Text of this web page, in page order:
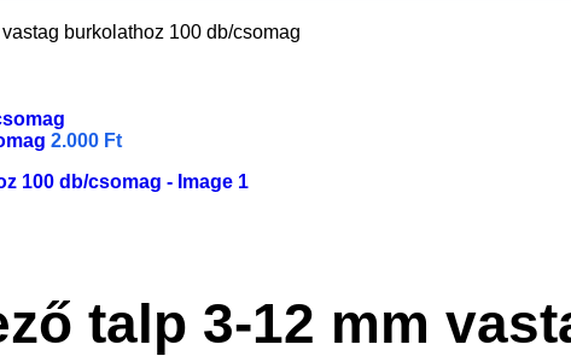
burkolathoz 100 db/csomag
2.000 Ft
talp 3-12 mm